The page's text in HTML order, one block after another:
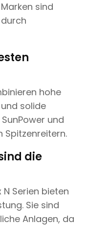
sind
hohe
solide
und
Spitzenreitern.
die
N Serien bieten
Sie sind
Anlagen, da